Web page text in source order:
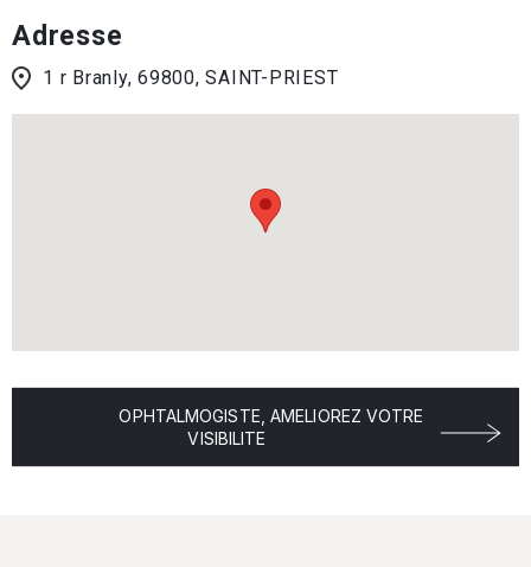
Adresse
1 r Branly, 69800, SAINT-PRIEST
OPHTALMOGISTE, AMELIOREZ VOTRE
VISIBILITE